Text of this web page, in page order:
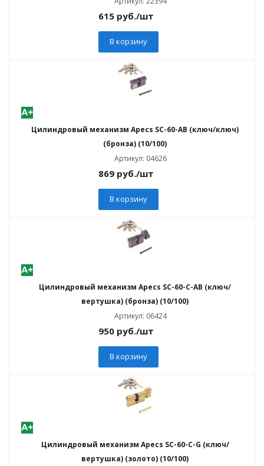
615 руб./шт
В корзину
Цилиндровый механизм Apecs SC-60-AB (ключ/ключ)
(бронза) (10/100)
Артикул: 04626
869 руб./шт
В корзину
Цилиндровый механизм Apecs SC-60-C-AB (ключ/
вертушка) (бронза) (10/100)
Артикул: 06424
950 руб./шт
В корзину
Цилиндровый механизм Apecs SC-60-C-G (ключ/
вертушка) (золото) (10/100)